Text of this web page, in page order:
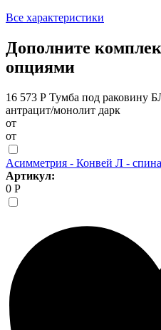
Все характеристики
Дополните
опциями
16 573 Р Тумба под раковину
антрацит/монолит дарк
от
от
Асимметрия - Конвей Л -
Артикул:
0 Р